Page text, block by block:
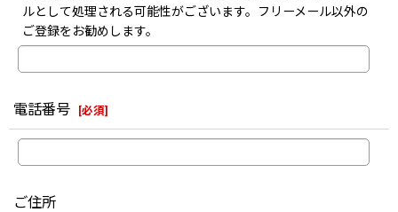
ルとして処理される可能性がございます。フリーメール以外の
ご登録をお勧めします。
電話番号 [必須]
ご住所